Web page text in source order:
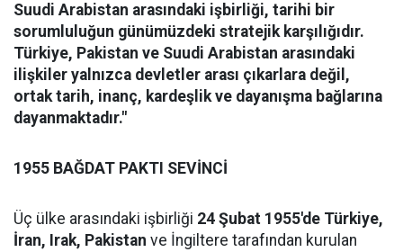
Suudi Arabistan arasındaki işbirliği, tarihi bir
sorumluluğun günümüzdeki stratejik karşılığıdır.
Türkiye, Pakistan ve Suudi Arabistan arasındaki
ilişkiler yalnızca devletler arası çıkarlara değil,
ortak tarih, inanç, kardeşlik ve dayanışma bağlarına
dayanmaktadır."
1955 BAĞDAT PAKTI SEVİNCİ
Üç ülke arasındaki işbirliği 24 Şubat 1955'de Türkiye,
İran, Irak, Pakistan ve İngiltere tarafından kurulan